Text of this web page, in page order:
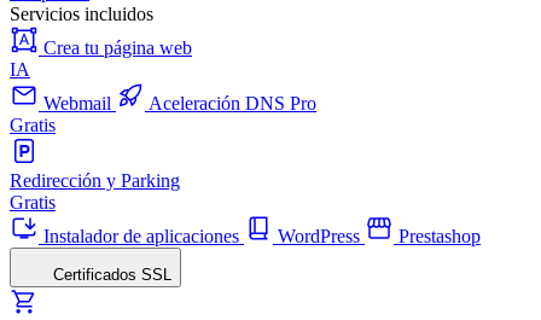
Servicios incluidos
Crea tu página web
IA
Webmail
Aceleración DNS Pro
Gratis
Redirección y Parking
Gratis
Instalador de aplicaciones
WordPress Prestashop
Certificados SSL